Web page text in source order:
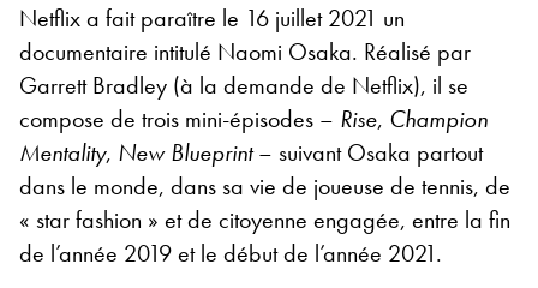
Netflix a fait paraître le 16 juillet 2021 un
documentaire intitulé Naomi Osaka. Réalisé par
Garrett Bradley (à la demande de Netflix), il se
compose de trois mini-épisodes – Rise, Champion
Mentality, New Blueprint– suivant Osaka partout
dans le monde, dans sa vie de joueuse de tennis, de
« star fashion » et de citoyenne engagée, entre la fin
de l’année 2019 et le début de l’année 2021.